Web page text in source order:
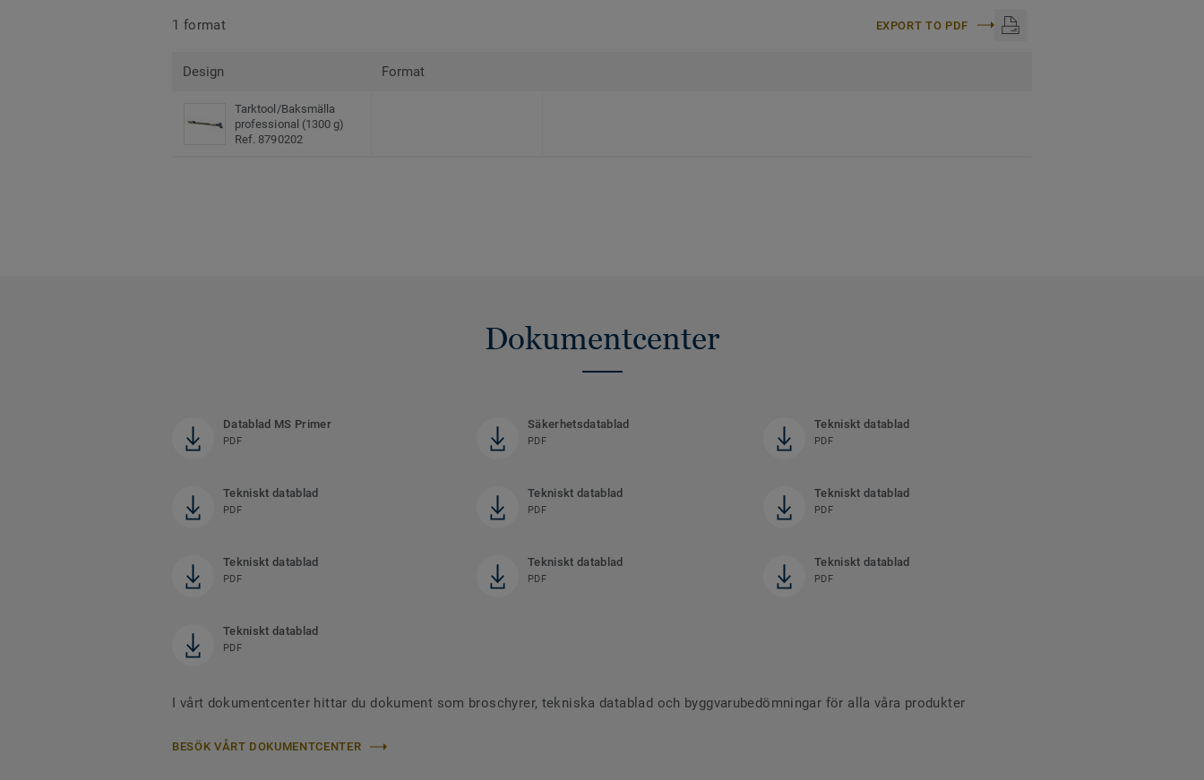
1 format EXPORT TO PDF
Design Format
Tarktool/Baksmälla
professional (1300 g)
Ref. 8790202
Dokumentcenter
Datablad MS Primer
PDF
Säkerhetsdatablad
PDF
Tekniskt datablad
PDF
Tekniskt datablad
PDF
Tekniskt datablad
PDF
Tekniskt datablad
PDF
Tekniskt datablad
PDF
Tekniskt datablad
PDF
Tekniskt datablad
PDF
Tekniskt datablad
PDF
I vårt dokumentcenter hittar du dokument som broschyrer, tekniska datablad och byggvarubedömningar för alla våra produkter
BESÖK VÅRT DOKUMENTCENTER